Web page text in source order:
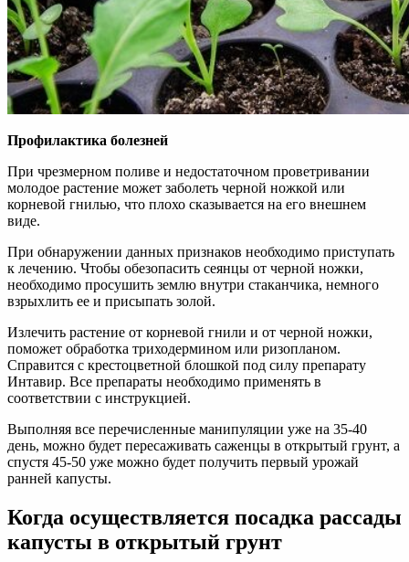
Профилактика болезней
При чрезмерном поливе и недостаточном проветривании
молодое растение может заболеть черной ножкой или
корневой гнилью, что плохо сказывается на его внешнем
виде.
При обнаружении данных признаков необходимо приступать
к лечению. Чтобы обезопасить сеянцы от черной ножки,
необходимо просушить землю внутри стаканчика, немного
взрыхлить ее и присыпать золой.
Излечить растение от корневой гнили и от черной ножки,
поможет обработка триходермином или ризопланом.
Справится с крестоцветной блошкой под силу препарату
Интавир. Все препараты необходимо применять в
соответствии с инструкцией.
Выполняя все перечисленные манипуляции уже на 35-40
день, можно будет пересаживать саженцы в открытый грунт, а
спустя 45-50 уже можно будет получить первый урожай
ранней капусты.
Когда осуществляется посадка рассады
капусты в открытый грунт